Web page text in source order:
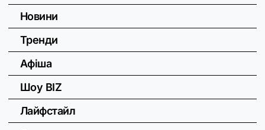
Новини
Тренди
Афіша
Шоу BIZ
Лайфстайл